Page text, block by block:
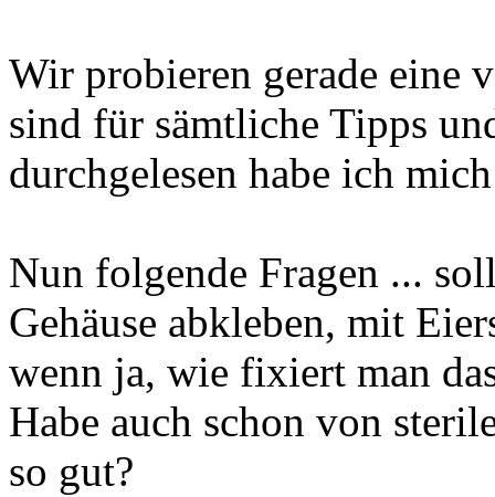
Wir probieren gerade eine
sind für sämtliche Tipps
durchgelesen habe ich
Nun folgende Fragen ...
Gehäuse abkleben, mit
wenn ja, wie fixiert man
Habe auch schon von
so gut?